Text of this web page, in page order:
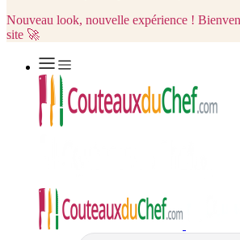
Nouveau look, nouvelle expérience !
site 🚀